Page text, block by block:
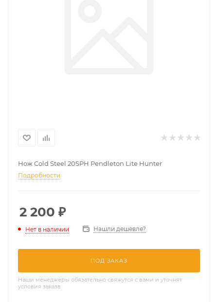
Нож Cold Steel 20SPH Pendleton Lite Hunter
Подробности
2 200 ₽
Нет в наличии Нашли дешевле?
ПОД ЗАКАЗ
Наши менеджеры обязательно свяжутся с вами и уточнят
условия заказа